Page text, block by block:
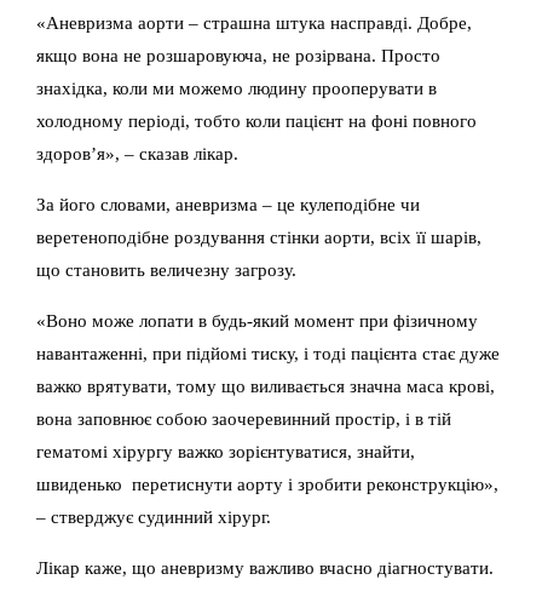
«Аневризма аорти – страшна штука насправді. Добре,
якщо вона не розшаровуюча, не розірвана. Просто
знахідка, коли ми можемо людину прооперувати в
холодному періоді, тобто коли пацієнт на фоні повного
здоров’я», – сказав лікар.
За його словами, аневризма – це кулеподібне чи
веретеноподібне роздування стінки аорти, всіх її шарів,
що становить величезну загрозу.
«Воно може лопати в будь-який момент при фізичному
навантаженні, при підйомі тиску, і тоді пацієнта стає дуже
важко врятувати, тому що виливається значна маса крові,
вона заповнює собою заочеревинний простір, і в тій
гематомі хірургу важко зорієнтуватися, знайти,
швиденько перетиснути аорту і зробити реконструкцію»,
– стверджує судинний хірург.
Лікар каже, що аневризму важливо вчасно діагностувати.